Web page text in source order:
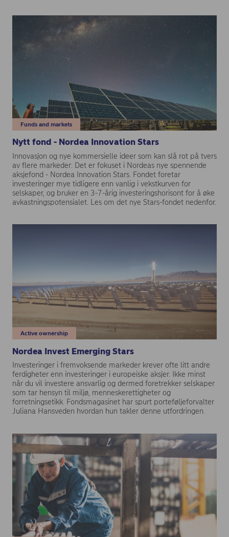
Funds and markets
Nytt fond - Nordea Innovation Stars
Innovasjon og nye kommersielle ideer som kan slå rot på tvers
av flere markeder: Det er fokuset i Nordeas nye spennende
aksjefond - Nordea Innovation Stars. Fondet foretar
investeringer mye tidligere enn vanlig i vekstkurven for
selskaper, og bruker en 3-7-årig investeringshorisont for å øke
avkastningspotensialet. Les om det nye Stars-fondet nedenfor.
Active ownership
Nordea Invest Emerging Stars
Investeringer i fremvoksende markeder krever ofte litt andre
ferdigheter enn investeringer i europeiske aksjer. Ikke minst
når du vil investere ansvarlig og dermed foretrekker selskaper
som tar hensyn til miljø, menneskerettigheter og
forretningsetikk. Fondsmagasinet har spurt porteføljeforvalter
Juliana Hansveden hvordan hun takler denne utfordringen.